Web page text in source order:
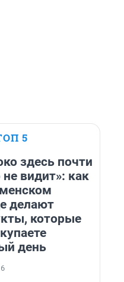
5
здесь почти
не видит»: как
делают
которые
день